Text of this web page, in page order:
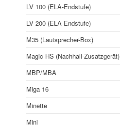
LV 100 (ELA-Endstufe)
LV 200 (ELA-Endstufe)
M35 (Lautsprecher-Box)
Magic HS (Nachhall-Zusatzgerät)
MBP/MBA
Miga 16
Minette
Mini